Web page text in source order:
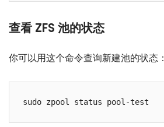
查看 ZFS 池的状态
你可以用这个命令查询新建池的状态：
sudo zpool status pool-test